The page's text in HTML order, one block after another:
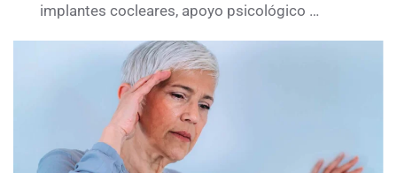
implantes cocleares, apoyo psicológico …